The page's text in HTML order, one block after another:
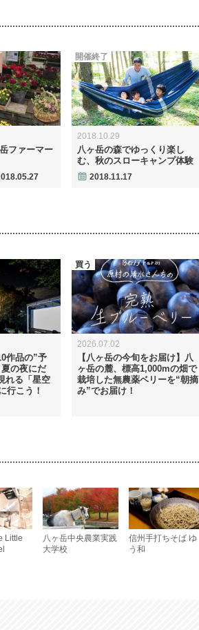
ファーマー
2018.10.29
八ヶ岳の森でゆっくり楽し
む、秋のスローキャンプ体験
2018.11.17
開催終了
作品の”予
の夜にだ
れる「星空
行こう！
2026.07.02
【八ヶ岳の今旬をお届け】八
ヶ岳の麓、標高1,000mの畑で
栽培した無農薬ベリーを“朝摘
み”でお届け！
買う
Little
八ヶ岳中央農業実践
大学校
信州手打ちそば ゆ
う和